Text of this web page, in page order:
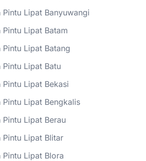
Pintu Lipat Banyuwangi
Lipat Batam
Lipat Batang
Pintu Lipat Batu
Lipat Bekasi
Pintu Lipat Bengkalis
Lipat Berau
Pintu Lipat Blitar
Pintu Lipat Blora